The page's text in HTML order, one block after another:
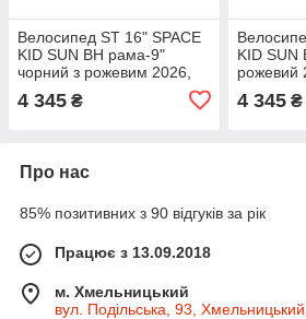
Велосипед ST 16" SPACE
KID SUN BH рама-9"
чорний з рожевим 2026,
4 345 ₴
KID SUN
рожевий
4 345₴
Про нас
85% позитивних з 90 відгуків за рік
Працює з 13.09.2018
м. Хмельницький
вул. Подільська, 93,